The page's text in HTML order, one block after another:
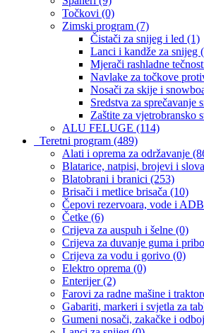
Točkovi (0)
Zimski program (7)
Čistači za snijeg i led (1)
Lanci i kandže za snijeg
Mjerači rashladne
Navlake za točkove
Nosači za skije i
Sredstva za sprečavanje
Zaštite za vjetrobransko
ALU FELUGE (114)
Teretni program (489)
Alati i oprema za održavanje
Blatarice, natpisi, brojevi i slova
Blatobrani i branici (253)
Brisači i metlice brisača (10)
Čepovi rezervoara, vode i ADB
Četke (6)
Crijeva za auspuh i šelne (0)
Crijeva za duvanje guma i
Crijeva za vodu i gorivo (0)
Elektro oprema (0)
Enterijer(2)
Farovi za radne mašine i
Gabariti, markeri i svjetla za
Gumeni nosači, zakačke i